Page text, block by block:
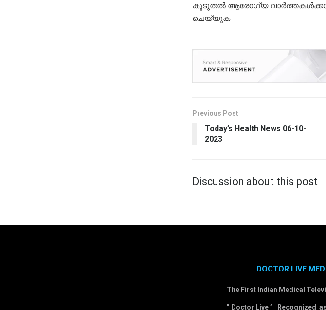
കൂടുതൽ ആരോഗ്യ
ചെയ്യുക
Previous Post
Today’s Health News 06-10-
2023
Discussion about this post
DOCTOR LIVE
The First Indian Medical
” Doctor Live ” Recognized